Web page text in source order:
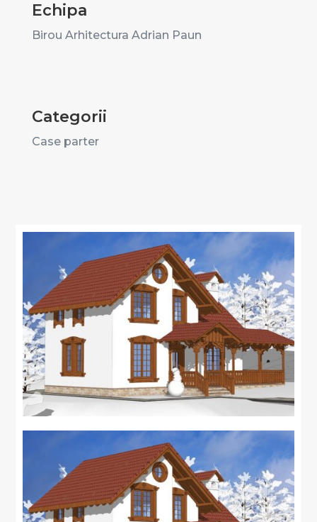
Echipa
Birou Arhitectura Adrian Paun
Categorii
Case parter